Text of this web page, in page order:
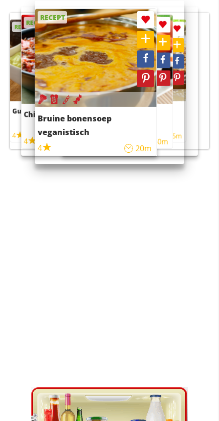
RECEPT
Guacamole
4
RECEPT
Chili con carne
4
RECEPT
Bruine bonensoep
veganistisch
4
20m
RECEPT
Sushi rijstsalade
maaltijdsalade
40m
RECEPT
4 55m